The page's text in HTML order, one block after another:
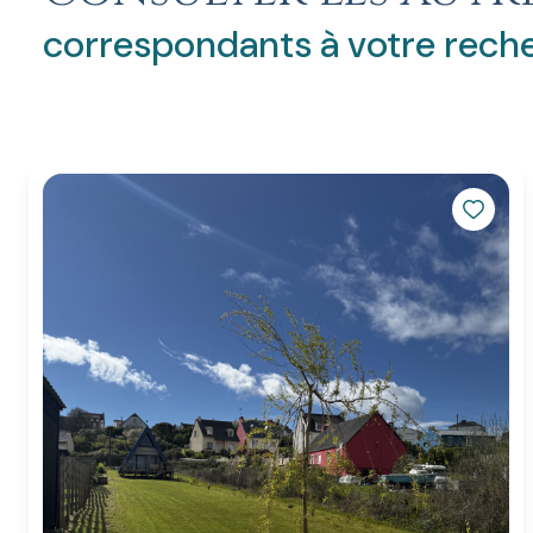
correspondants à votre